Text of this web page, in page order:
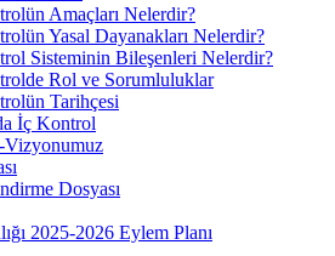
Amaçları Nelerdir?
Yasal Dayanakları Nelerdir?
Sisteminin Bileşenleri Nelerdir?
Rol ve Sorumluluklar
Tarihçesi
İç Kontrol
Dosyası
2025-2026 Eylem Planı